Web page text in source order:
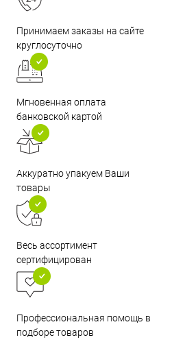
Принимаем заказы на сайте
круглосуточно
Мгновенная оплата
банковской картой
Аккуратно упакуем Ваши
товары
Весь ассортимент
сертифицирован
Профессиональная помощь в
подборе товаров